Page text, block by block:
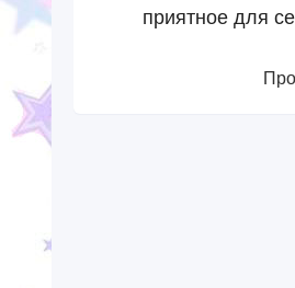
приятное для